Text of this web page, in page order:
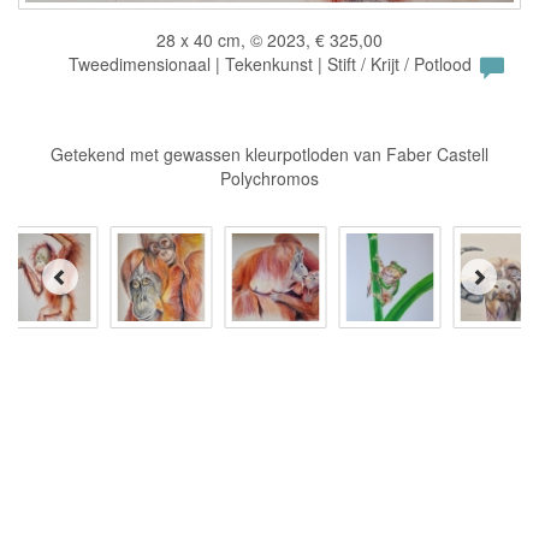
28 x 40 cm, © 2023, € 325,00
Tweedimensionaal | Tekenkunst | Stift / Krijt / Potlood
Getekend met gewassen kleurpotloden van Faber Castell
Polychromos